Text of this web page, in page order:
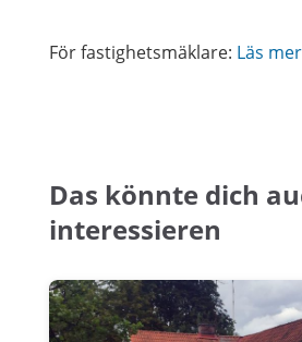
För fastighetsmäklare: Läs
Das könnte dich
interessieren